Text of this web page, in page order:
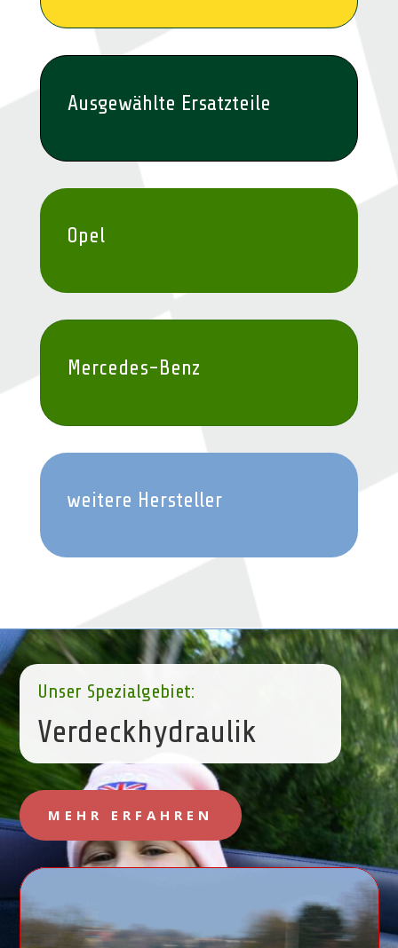
Ausgewählte Ersatzteile
Opel
Mercedes-Benz
weitere Hersteller
Unser Spezialgebiet:
Verdeckhydraulik
MEHR ERFAHREN